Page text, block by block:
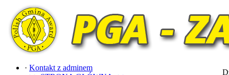
· Kontakt z adminem